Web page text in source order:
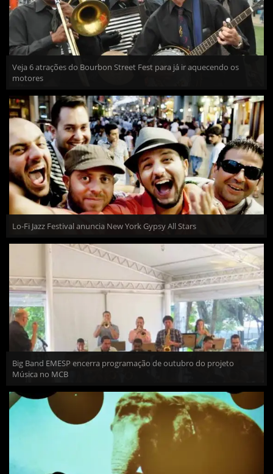
Veja 6 atrações do Bourbon Street Fest para já ir aquecendo os
motores
Lo-Fi Jazz Festival anuncia New York Gypsy All Stars
Big Band EMESP encerra programação de outubro do projeto
Música no MCB